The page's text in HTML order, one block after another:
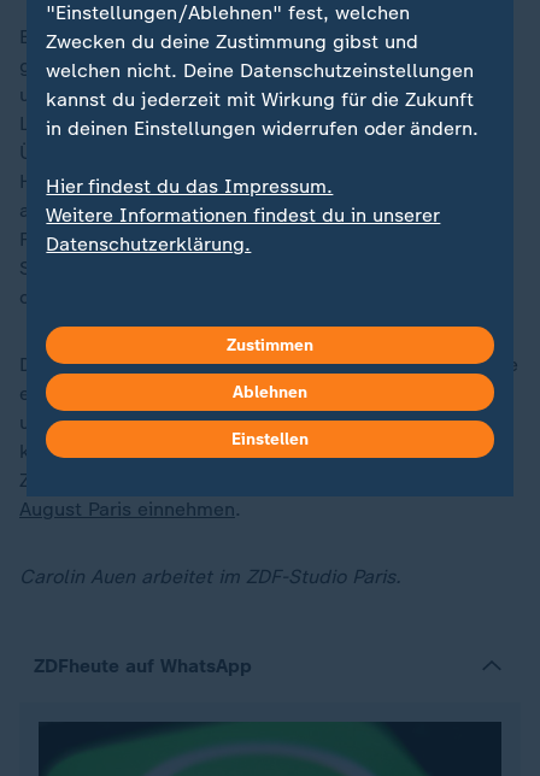
Es scheint, als seien alle Olympia-Muffel und
grummeligen Einheimischen aus der Stadt geflüchtet
und hätten die Hauptstadt denjenigen überlassen, die
Lust auf Großsportereignis haben. Selbst die in Paris
Übersommernden freuen sich über das Fest vor ihrer
Haustür. "Ich erkenne die Stadt, in der ich
aufgewachsen bin, nicht wieder", sagt Pascal. Der
Freiwillige ist begeistert von Olympia in Paris. "Die
Stadt hat sich in einen olympischen Park verwandelt,
die Stimmung ist gut, es macht einfach Spaß".
Doch wenn die Flamme am Ende der Schlusszeremonie
erlischt, die Stadien auf Concorde, im Grand Palais
und unter dem Eiffelturm wieder verschwinden,
klopfen Regierungsbildung und Defizitverfahren an.
Zumindest, bis die
August Paris einnehmen.
Carolin Auen arbeitet im ZDF-Studio Paris.
ZDFheute auf WhatsApp
"Einstellungen/Ablehnen" fest, welchen
Zwecken du deine Zustimmung gibst und
welchen nicht. Deine Datenschutzeinstellungen
kannst du jederzeit mit Wirkung für die Zukunft
in deinen Einstellungen widerrufen oder ändern.
Hier findest du das Impressum.
Weitere Informationen findest du in unserer
Datenschutzerklärung.
Zustimmen
Ablehnen
Einstellen